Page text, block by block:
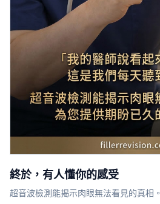
終於，有人懂你的感受
超音波檢測能揭示肉眼無法看見的真相。